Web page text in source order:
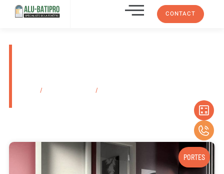
CONTACT
/ /
PORTES